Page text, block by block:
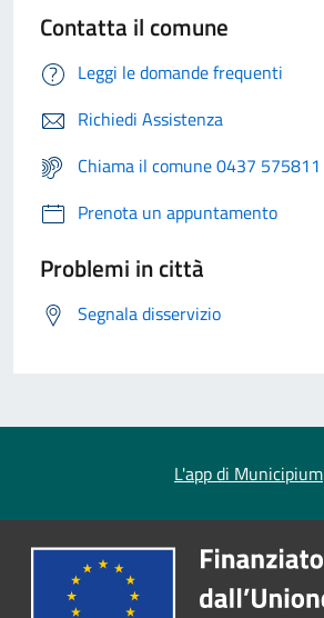
Contatta il comune
Leggi le domande frequenti
Richiedi Assistenza
Chiama il comune 0437 575811
Prenota un appuntamento
Problemi in città
Segnala disservizio
L'app di Municipium